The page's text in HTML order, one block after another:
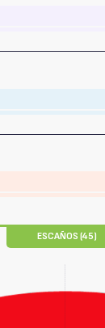
ESCAÑOS (45)